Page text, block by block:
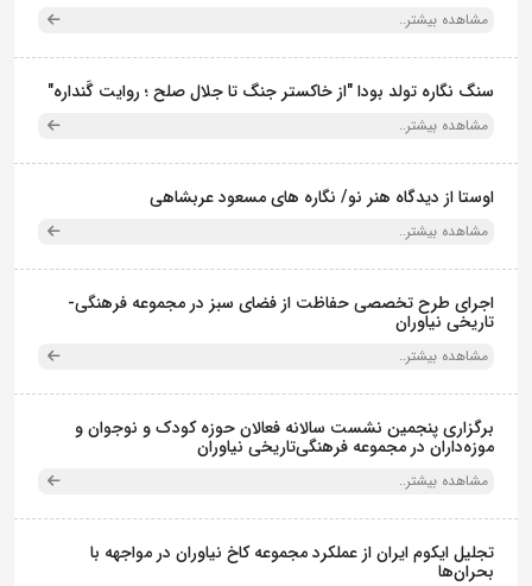
مشاهده بیشتر..
سنگ نگاره تولد بودا "از خاکستر جنگ تا جلال صلح ؛ روایت گَنداره"
مشاهده بیشتر..
اوستا از دیدگاه هنر نو/ نگاره های مسعود عربشاهی
مشاهده بیشتر..
اجرای طرح تخصصی حفاظت از فضای سبز در مجموعه فرهنگی-
تاریخی نیاوران
مشاهده بیشتر..
برگزاری پنجمین نشست سالانه فعالان حوزه کودک و نوجوان و
موزه‌داران در مجموعه فرهنگی‌تاریخی نیاوران
مشاهده بیشتر..
تجلیل ایکوم ایران از عملکرد مجموعه کاخ نیاوران در مواجهه با
بحران‌ها